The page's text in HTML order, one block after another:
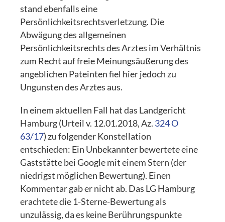
stand ebenfalls eine
Persönlichkeitsrechtsverletzung. Die
Abwägung des allgemeinen
Persönlichkeitsrechts des Arztes im Verhältnis
zum Recht auf freie Meinungsäußerung des
angeblichen Pateinten fiel hier jedoch zu
Ungunsten des Arztes aus.
In einem aktuellen Fall hat das Landgericht
Hamburg (Urteil v. 12.01.2018, Az. 324 O
63/17) zu folgender Konstellation
entschieden: Ein Unbekannter bewertete eine
Gaststätte bei Google mit einem Stern (der
niedrigst möglichen Bewertung). Einen
Kommentar gab er nicht ab. Das LG Hamburg
erachtete die 1-Sterne-Bewertung als
unzulässig, da es keine Berührungspunkte